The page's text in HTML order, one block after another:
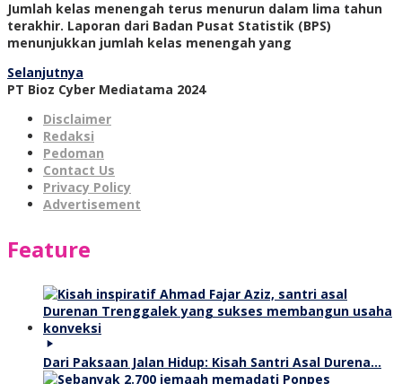
Jumlah kelas menengah terus menurun dalam lima tahun
terakhir. Laporan dari Badan Pusat Statistik (BPS)
menunjukkan jumlah kelas menengah yang
Selanjutnya
PT Bioz Cyber Mediatama 2024
Disclaimer
Redaksi
Pedoman
Contact Us
Privacy Policy
Advertisement
Feature
Dari Paksaan Jalan Hidup: Kisah Santri Asal Durena…